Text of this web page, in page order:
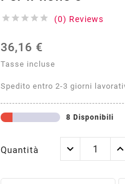
     (0) Reviews
36,16 €
Tasse incluse
Spedito entro 2-3 giorni
8 Disponibili
Quantità